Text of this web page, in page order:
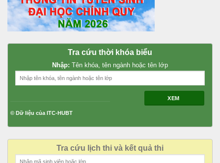
Tra cứu thời khóa biểu
Nhập: Tên khóa, tên ngành hoặc tên lớp
XEM
© Dữ liệu của ITC-HUBT
Tra cứu lịch thi và kết quả thi